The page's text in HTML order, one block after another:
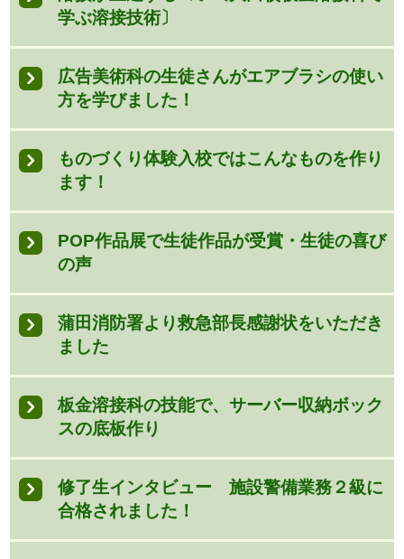
学ぶ溶接技術〕
広告美術科の生徒さんがエアブラシの使い
方を学びました！
ものづくり体験入校ではこんなものを作り
ます！
POP作品展で生徒作品が受賞・生徒の喜び
の声
蒲田消防署より救急部長感謝状をいただき
ました
板金溶接科の技能で、サーバー収納ボック
スの底板作り
修了生インタビュー 施設警備業務２級に
合格されました！